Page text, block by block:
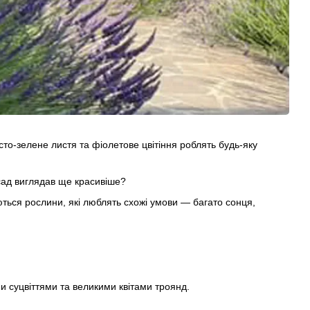
зелене листя та фіолетове цвітіння роблять будь-яку
виглядав ще красивіше?
рослини, які люблять схожі умови — багато сонця,
та великими квітами троянд.